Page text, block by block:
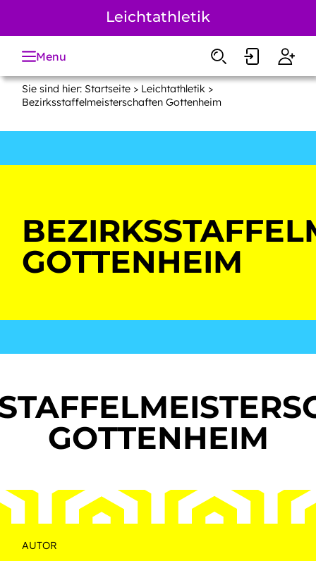
Leichtathletik
Menu
Sie sind hier: Startseite> Leichtathletik>
Bezirksstaffelmeisterschaften Gottenheim
GOTTENHEIM
GOTTENHEIM
AUTOR